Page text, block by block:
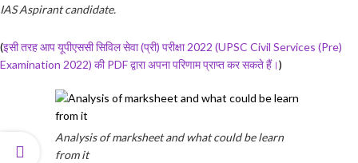
IAS Aspirant candidate.
(इसी तरह आप यूपीएससी सिविल सेवा (प्री) परीक्षा 2022 (UPSC Civil Services (Pre)
Examination 2022) की PDF द्वारा अपना परिणाम प्राप्त कर सकते हैं।)
Analysis of marksheet and what could be learn
from it